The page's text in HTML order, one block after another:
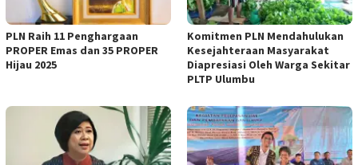
PLN Raih 11 Penghargaan
PROPER Emas dan 35 PROPER
Hijau 2025
Komitmen PLN Mendahulukan
Kesejahteraan Masyarakat
Diapresiasi Oleh Warga Sekitar
PLTP Ulumbu